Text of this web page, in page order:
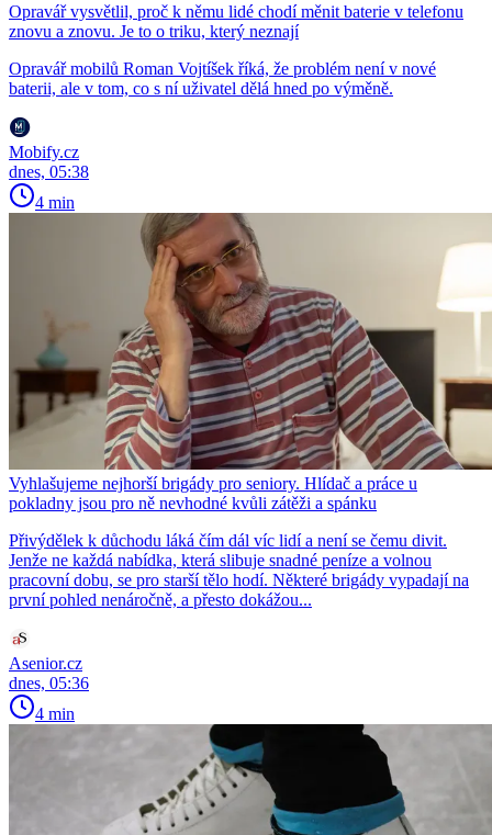
Opravář vysvětlil, proč k němu lidé chodí měnit baterie v telefonu
znovu a znovu. Je to o triku, který neznají
Opravář mobilů Roman Vojtíšek říká, že problém není v nové
baterii, ale v tom, co s ní uživatel dělá hned po výměně.
Mobify.cz
dnes, 05:38
4 min
Vyhlašujeme nejhorší brigády pro seniory. Hlídač a práce u
pokladny jsou pro ně nevhodné kvůli zátěži a spánku
Přivýdělek k důchodu láká čím dál víc lidí a není se čemu divit.
Jenže ne každá nabídka, která slibuje snadné peníze a volnou
pracovní dobu, se pro starší tělo hodí. Některé brigády vypadají na
první pohled nenáročně, a přesto dokážou...
Asenior.cz
dnes, 05:36
4 min